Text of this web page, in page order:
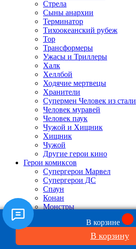
В корзине
В корзину
Стрела
Сыны анархии
Терминатор
Тихоокеанский рубеж
Тор
Трансформеры
Ужасы и Триллеры
Халк
Хеллбой
Ходячие мертвецы
Хранители
Супермен Человек из стали
Человек муравей
Человек паук
Чужой и Хищник
Хищник
Чужой
Другие герои кино
Герои комиксов
Супергерои Марвел
Супергерои ДС
Спаун
Конан
Монстры
Герои игр
Ассасин Крид
Бешеные кролики